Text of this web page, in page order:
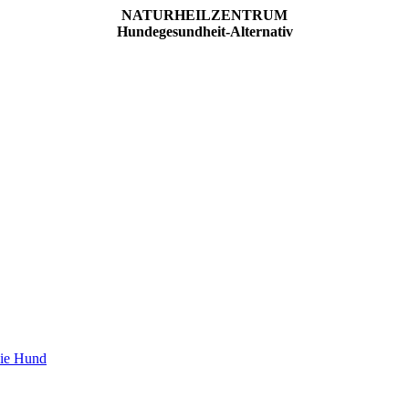
NATURHEILZENTRUM
Hundegesundheit-Alternativ
Hund